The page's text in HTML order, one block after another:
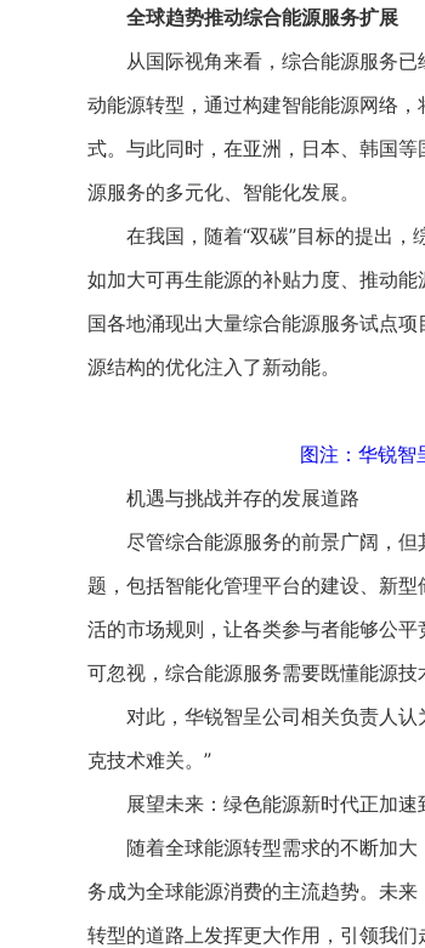
全球趋势推动综合能源服务扩展
从国际视角来看，综合能源服务已
动能源转型，通过构建智能能源网络
式。与此同时，在亚洲，日本、韩国
源服务的多元化、智能化发展。
在我国，随着“双碳”目标的提出，
如加大可再生能源的补贴力度、推动
国各地涌现出大量综合能源服务试点
源结构的优化注入了新动能。
图注：华锐
机遇与挑战并存的发展道路
尽管综合能源服务的前景广阔，但
题，包括智能化管理平台的建设、新
活的市场规则，让各类参与者能够公
可忽视，综合能源服务需要既懂能源技
对此，华锐智呈公司相关负责人认
克技术难关。”
展望未来：绿色能源新时代正加速
随着全球能源转型需求的不断加大
务成为全球能源消费的主流趋势。未
转型的道路上发挥更大作用，引领我